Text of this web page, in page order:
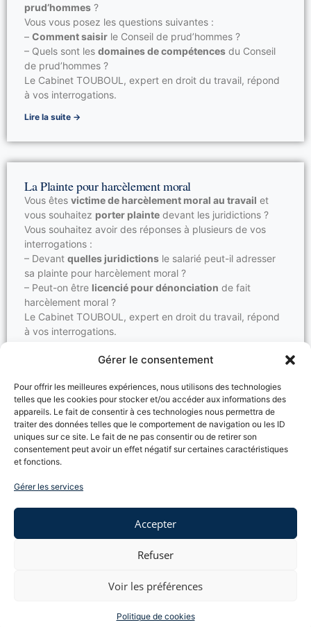
Gérer le consentement
Pour offrir les meilleures expériences, nous utilisons des technologies
telles que les cookies pour stocker et/ou accéder aux informations des
appareils. Le fait de consentir à ces technologies nous permettra de
traiter des données telles que le comportement de navigation ou les ID
uniques sur ce site. Le fait de ne pas consentir ou de retirer son
consentement peut avoir un effet négatif sur certaines caractéristiques
et fonctions.
Gérer les services
Accepter
Refuser
Voir les préférences
Politique de cookies
prud’hommes ?
Vous vous posez les questions suivantes :
– Comment saisir le Conseil de prud’hommes ?
– Quels sont les domaines de compétences du Conseil
de prud’hommes ?
Le Cabinet TOUBOUL, expert en droit du travail, répond
à vos interrogations.
Lire la suite →
La Plainte pour harcèlement moral
Vous êtes victime de harcèlement moral au travail et
vous souhaitez porter plainte devant les juridictions ?
Vous souhaitez avoir des réponses à plusieurs de vos
interrogations :
– Devant quelles juridictions le salarié peut-il adresser
sa plainte pour harcèlement moral ?
– Peut-on être licencié pour dénonciation de fait
harcèlement moral ?
Le Cabinet TOUBOUL, expert en droit du travail, répond
à vos interrogations.
Rupture conventionnelle du CDI
Rupture conventionnelle d’un contrat de travail à durée
indéterminée, quelles sont étapes ?
En droit du travail, la rupture conventionnelle suppose
d’homologation par l’autorité administrative de
l’accord.
incidence de l’absence d’entretien
signatureet d’homologationsur la validité de la rupture